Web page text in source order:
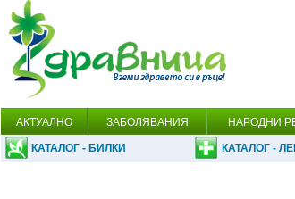
АКТУАЛНО ЗАБОЛЯВАНИЯ НАРОДНИ
КАТАЛОГ - БИЛКИ КАТАЛОГ -